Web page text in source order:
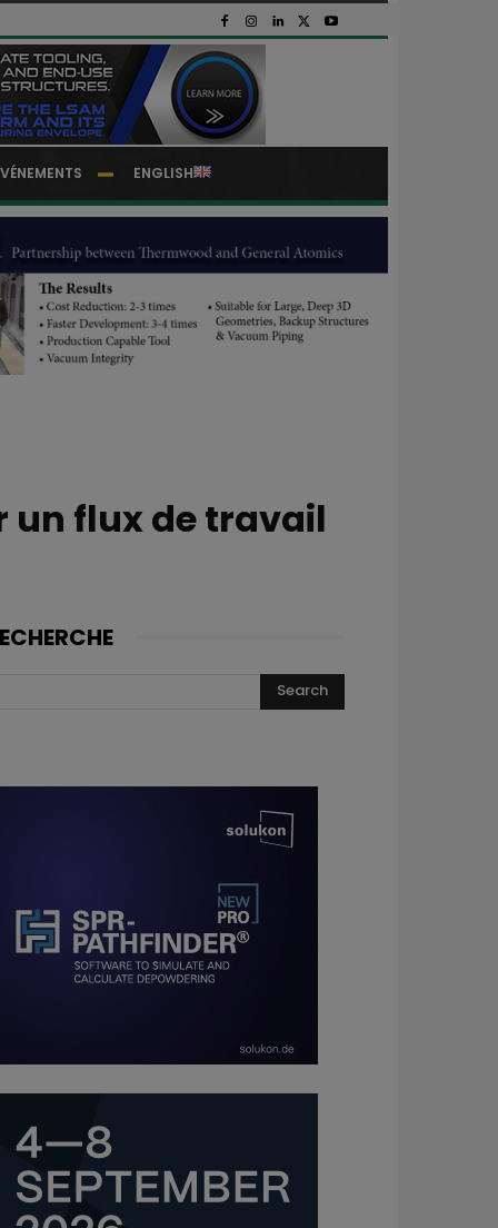
ENGLISH
un flux de travail